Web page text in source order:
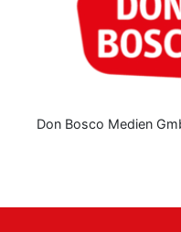
Don Bosco Medien